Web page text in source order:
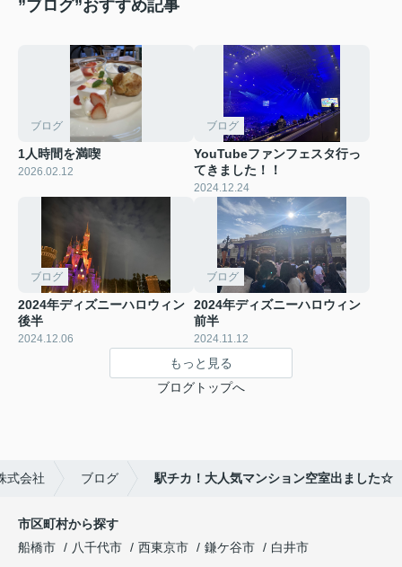
”ブログ”おすすめ記事
ブログ
1人時間を満喫
2026.02.12
ブログ
YouTubeファンフェスタ行っ
てきました！！
2024.12.24
ブログ
2024年ディズニーハロウィン
後半
2024.12.06
ブログ
2024年ディズニーハロウィン
前半
2024.11.12
もっと見る
ブログトップへ
式会社 ブログ 駅チカ！大人気マンション空室出ました☆
市区町村から探す
船橋市
八千代市 西東京市 鎌ケ谷市
白井市